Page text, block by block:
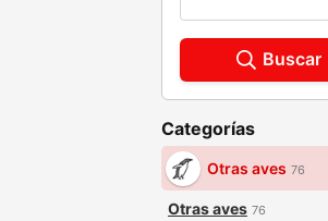
Buscar
Categorías
Otras aves 76
Otras aves 76